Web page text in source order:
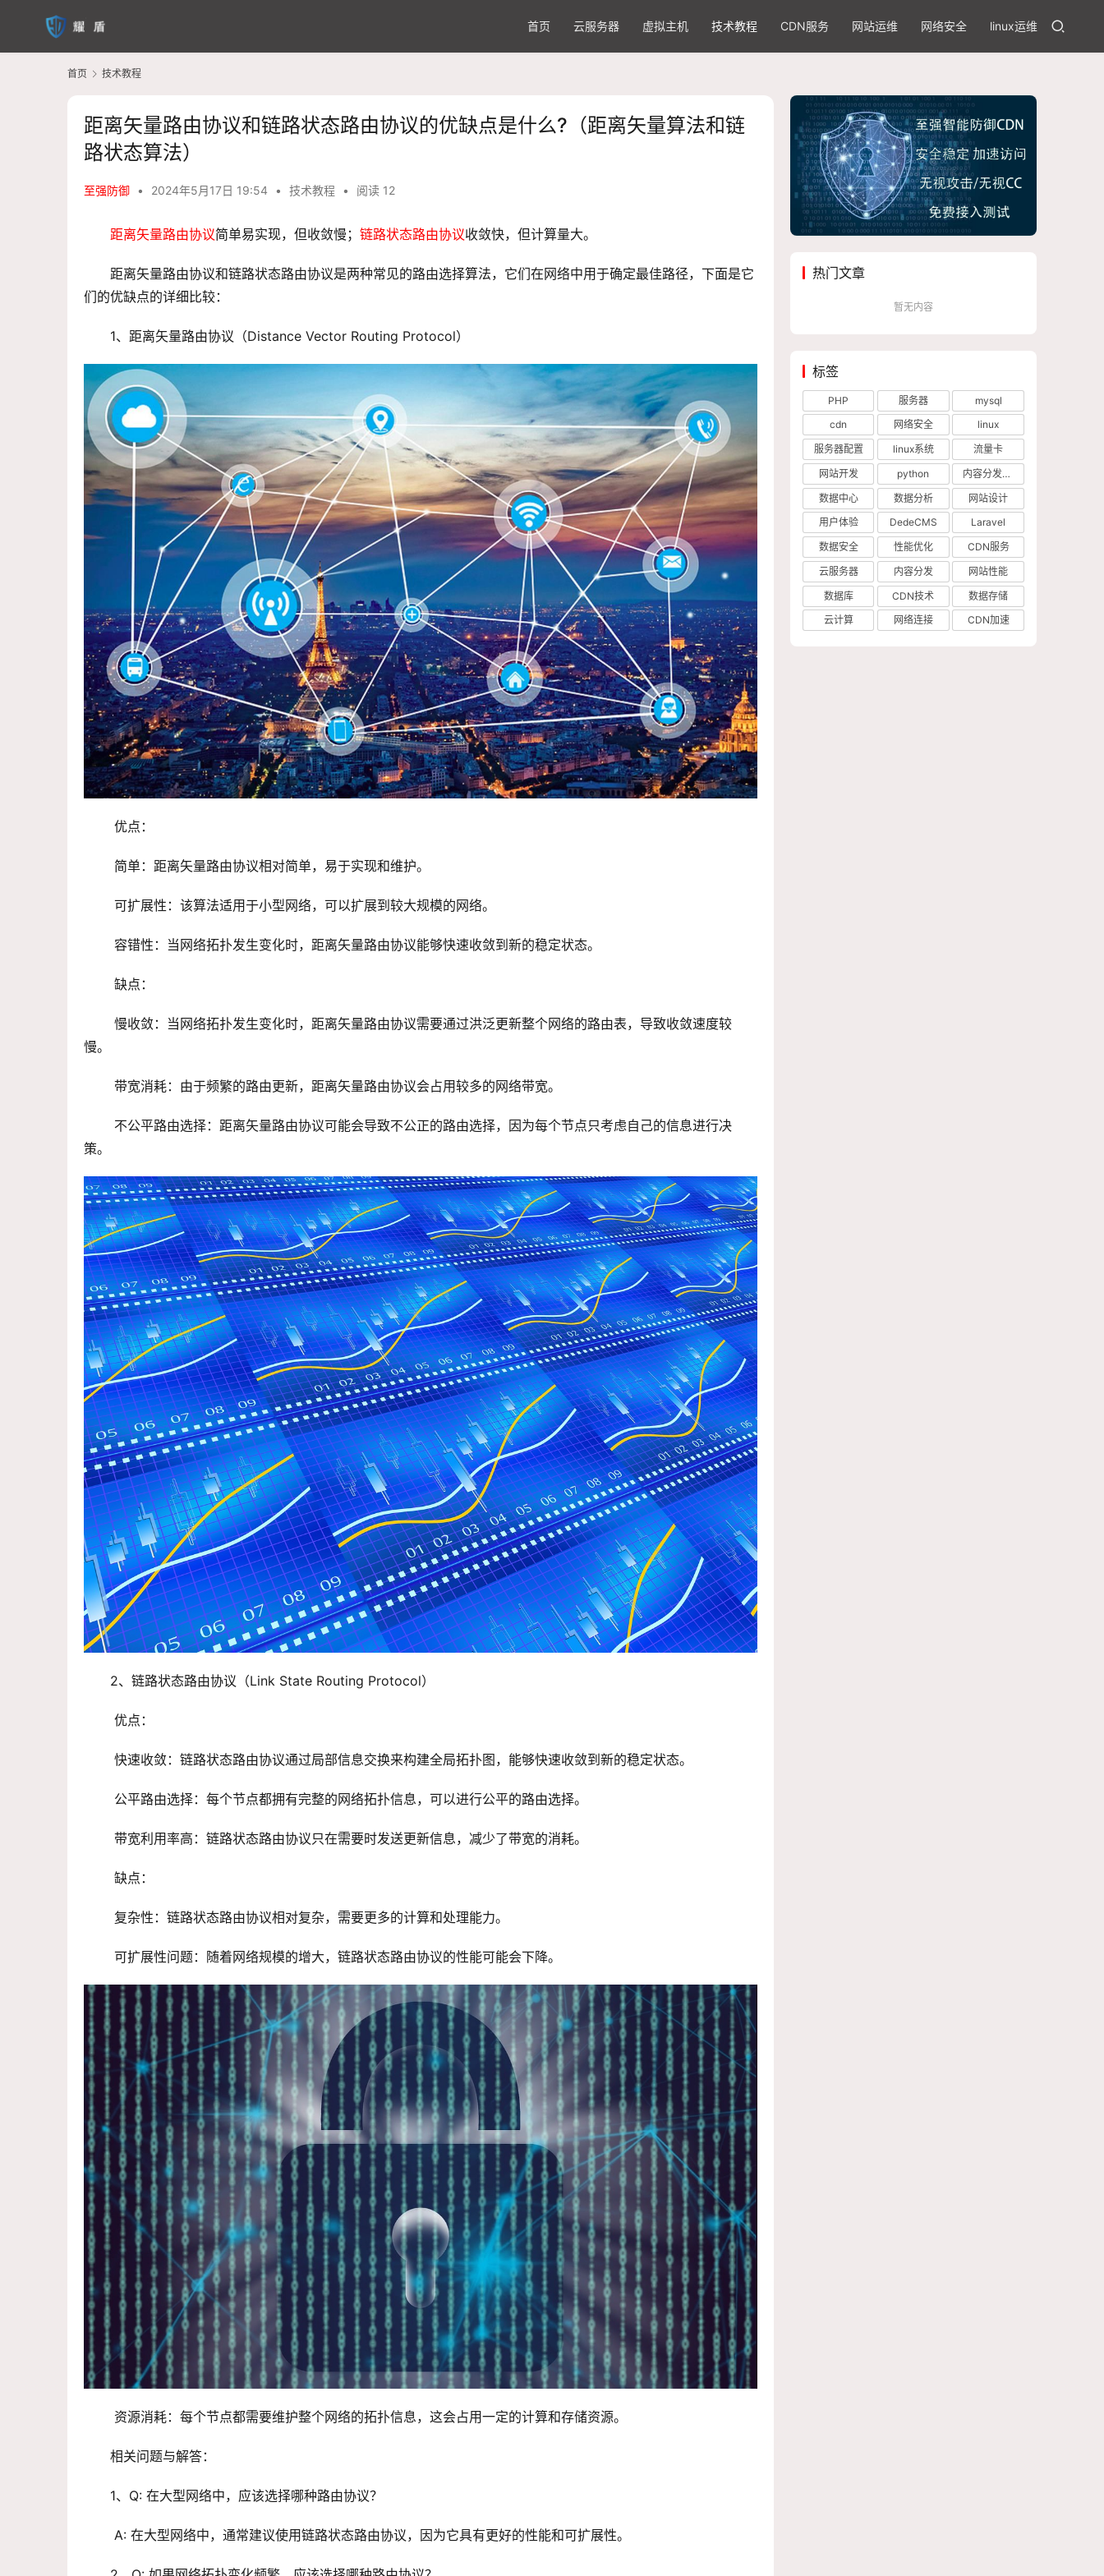
首页 云服务器 虚拟主机 技术教程 CDN服务 网站运维 网络安全 linux运维
首页 技术教程
距离矢量路由协议和链路状态路由协议的优缺点是什么?（距离矢量算法和链
路状态算法）
至强防御 • 2024年5月17日 19:54 • 技术教程 • 阅读 12
距离矢量路由协议简单易实现，但收敛慢； 链路状态路由协议收敛快，但计算量大。
距离矢量路由协议和链路状态路由协议是两种常见的路由选择算法，它们在网络中用于确定最佳路径，下面是它
们的优缺点的详细比较：
1、距离矢量路由协议（Distance Vector Routing Protocol）
优点：
简单：距离矢量路由协议相对简单，易于实现和维护。
可扩展性：该算法适用于小型网络，可以扩展到较大规模的网络。
容错性：当网络拓扑发生变化时，距离矢量路由协议能够快速收敛到新的稳定状态。
缺点：
慢。
带宽消耗：由于频繁的路由更新，距离矢量路由协议会占用较多的网络带宽。
策。
2、链路状态路由协议（Link State Routing Protocol）
优点：
快速收敛：链路状态路由协议通过局部信息交换来构建全局拓扑图，能够快速收敛到新的稳定状态。
公平路由选择：每个节点都拥有完整的网络拓扑信息，可以进行公平的路由选择。
带宽利用率高：链路状态路由协议只在需要时发送更新信息，减少了带宽的消耗。
缺点：
复杂性：链路状态路由协议相对复杂，需要更多的计算和处理能力。
可扩展性问题：随着网络规模的增大，链路状态路由协议的性能可能会下降。
资源消耗：每个节点都需要维护整个网络的拓扑信息，这会占用一定的计算和存储资源。
相关问题与解答：
1、Q: 在大型网络中，应该选择哪种路由协议？
A: 在大型网络中，通常建议使用链路状态路由协议，因为它具有更好的性能和可扩展性。
热门文章
暂无内容
标签
PHP 服务器
mysql
cdn
网络安全
linux
服务器配置
linux系统
流量卡
网站开发
python
内容分发网络
数据中心
数据分析
网站设计
用户体验
DedeCMS
Laravel
数据安全
性能优化
CDN服务
云服务器
内容分发
网站性能
数据库
CDN技术
数据存储
云计算
网络连接 CDN加速